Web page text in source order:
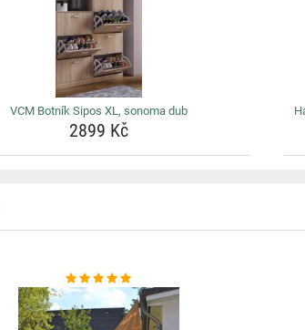
VCM Botník Sipos XL, sonoma dub
2899 Kč